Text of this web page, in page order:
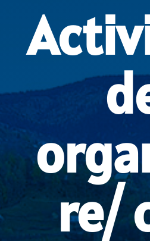
re/